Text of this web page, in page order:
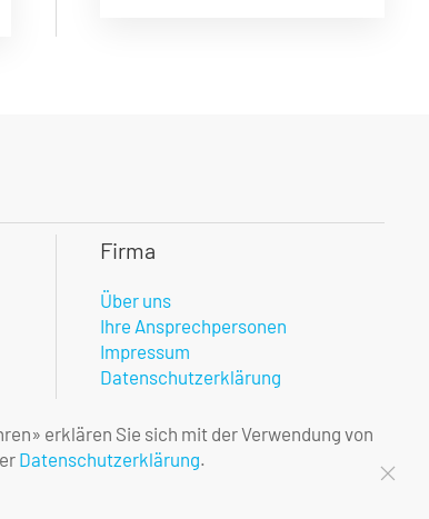
Firma
Über uns
Ihre Ansprechpersonen
Impressum
Datenschutzerklärung
erklären Sie sich mit der Verwendung von
Datenschutzerklärung.